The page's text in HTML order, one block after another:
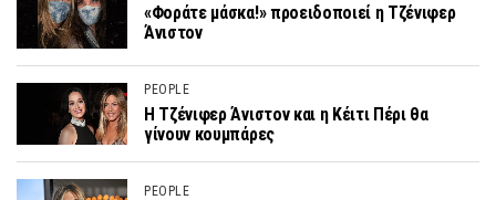
«Φοράτε μάσκα!» προειδοποιεί η Τζένιφερ
Άνιστον
PEOPLE
H Τζένιφερ Άνιστον και η Κέιτι Πέρι θα
γίνουν κουμπάρες
PEOPLE